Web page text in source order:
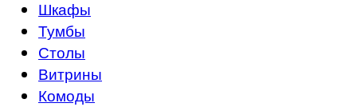
Шкафы
Тумбы
Столы
Витрины
Комоды